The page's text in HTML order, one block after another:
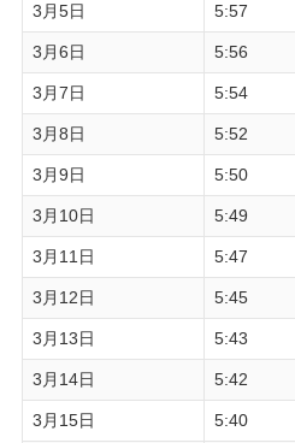
3月5日 5:57
3月6日 5:56
3月7日 5:54
3月8日 5:52
3月9日 5:50
3月10日 5:49
3月11日 5:47
3月12日 5:45
3月13日 5:43
3月14日 5:42
3月15日 5:40